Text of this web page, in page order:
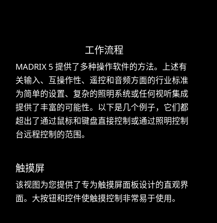
工作流程
MADRIX 5 提供了多种操作软件的方法。上述有
关输入、互操作性、遥控和音频方面的行业标准
为简单的设置、复杂的照明系统或任何视听集成
提供了丰富的可能性。以下是几个例子，它们都
超出了通过鼠标和键盘直接控制或通过照明控制
台远程控制的范围。
触摸屏
该视图为您提供了专为触摸屏面板设计的直观界
面。大按钮和控件使触摸控制非常易于使用。